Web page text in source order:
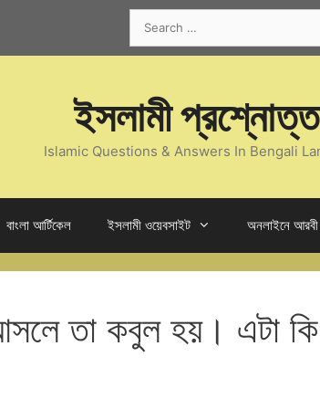
for:
ইসলামী
Islamic Questions & Answers In Bengali
বাংলা আর্টিকেল ইসলামী ওয়েবসাইট অনলাইনে আরবী
তা কবুল হয়। এটা